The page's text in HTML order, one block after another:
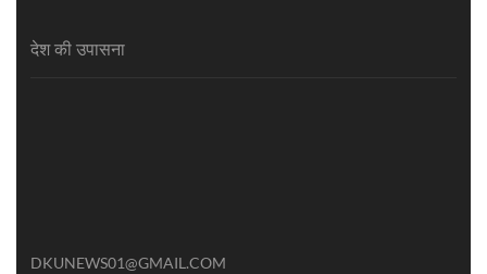
देश की उपासना
DKUNEWS01@GMAIL.COM